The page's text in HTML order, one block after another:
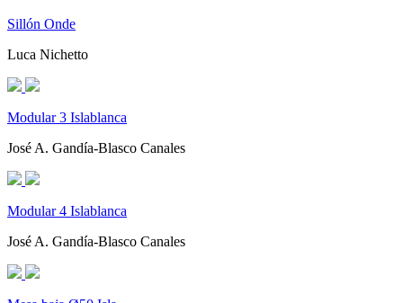
Sillón Onde
Luca Nichetto
Modular 3 Islablanca
José A. Gandía-Blasco Canales
Modular 4 Islablanca
José A. Gandía-Blasco Canales